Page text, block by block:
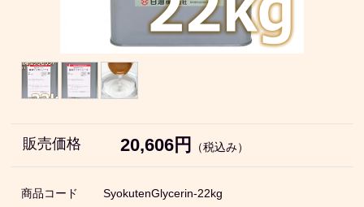
販売価格 20,606円 （税込み）
商品コード SyokutenGlycerin-22kg